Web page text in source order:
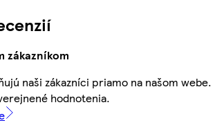
zákazníkom
naši zákazníci priamo na našom webe.
hodnotenia.